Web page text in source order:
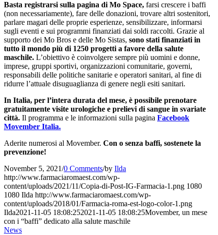
Basta registrarsi sulla pagina di Mo Space, farsi crescere i baffi
(non necessariamente), fare delle donazioni, trovare altri sostenitori,
parlare magari delle proprie esperienze, sensibilizzare, informarsi
sugli eventi e sui programmi finanziati dai soldi raccolti. Grazie al
supporto dei Mo Bros e delle Mo Sistas, sono stati finanziati in
tutto il mondo più di 1250 progetti a favore della salute
maschile. L’obiettivo è coinvolgere sempre più uomini e donne,
imprese, gruppi sportivi, organizzazioni comunitarie, governi,
responsabili delle politiche sanitarie e operatori sanitari, al fine di
ridurre l’attuale disuguaglianza di genere negli esiti sanitari.
In Italia, per l’intera durata del mese, è possibile prenotare
gratuitamente visite urologiche e prelievi di sangue in svariate
città. Il programma e le informazioni sulla pagina Facebook
Movember Italia.
Aderite numerosi al Movember. Con o senza baffi, sostenete la
prevenzione!
November 5, 2021/0 Comments/by Ilda
http://www.farmaciaromaest.com/wp-
content/uploads/2021/11/Copia-di-Post-IG-Farmacia-1.png 1080
1080 Ilda http://www.farmaciaromaest.com/wp-
content/uploads/2018/01/Farmacia-roma-est-logo-color-1.png
Ilda2021-11-05 18:08:252021-11-05 18:08:25Movember, un mese
con i “baffi” dedicato alla salute maschile
News